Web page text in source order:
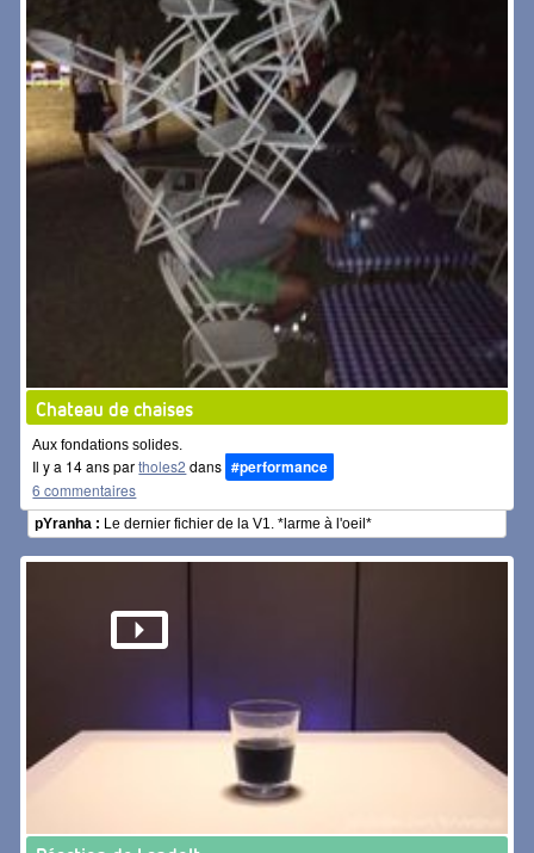
Chateau de chaises
Aux fondations solides.
Il y a 14 ans partholes2 dans #performance
6 commentaires
pYranha : Le dernier fichier de la V1. *larme à l'oeil*